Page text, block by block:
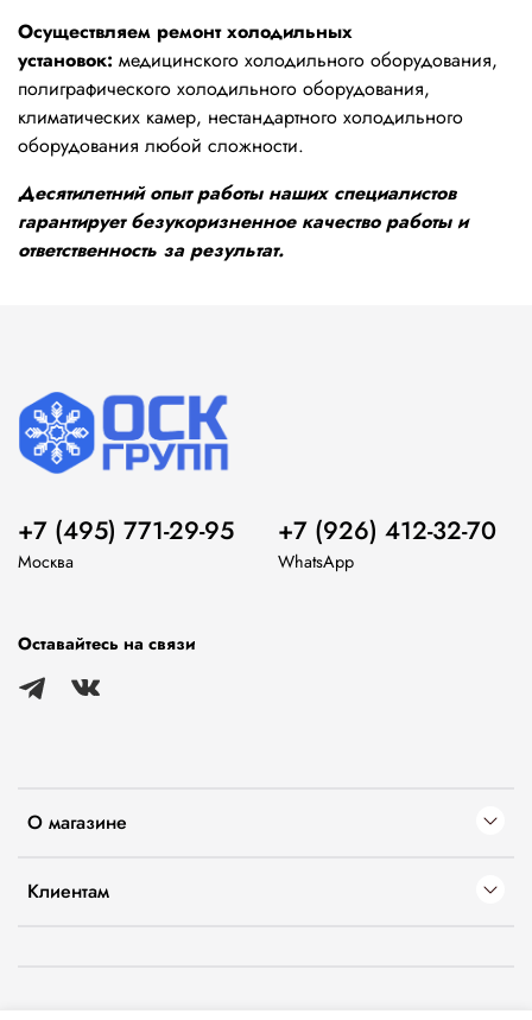
Осуществляем ремонт холодильных
установок: медицинского холодильного оборудования,
полиграфического холодильного оборудования,
климатических камер, нестандартного холодильного
оборудования любой сложности.
Десятилетний опыт работы наших специалистов
гарантирует безукоризненное качество работы и
ответственность за результат.
О магазине
Клиентам
+7 (495) 771-29-95
Москва
+7 (926) 412-32-70
WhatsApp
Оставайтесь на связи